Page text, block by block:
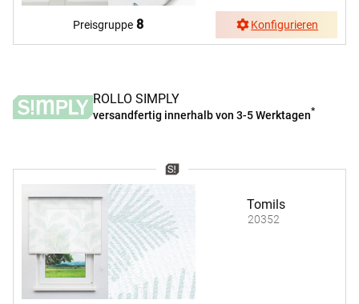
Preisgruppe 8 Konfigurieren
ROLLO SIMPLY
versandfertig innerhalb von 3-5 Werktagen*
Tomils
20352